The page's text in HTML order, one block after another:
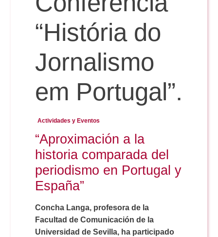
Reservas
Calendario Lectivo
Horarios
Publicidad y RR.PP
Comunicación Audiovisual
Doble Grado PER/CAV
Exámenes Grado
Periodismo
Publicidad y RR.PP
Comunicación Audiovisual
Secretaría Virtual
#YoPractico
“História do
Jornalismo
em Portugal”.
Actividades y Eventos
“Aproximación a la
historia comparada del
periodismo en Portugal y
España”
Concha Langa, profesora de la
Facultad de Comunicación de la
Universidad de Sevilla, ha participado